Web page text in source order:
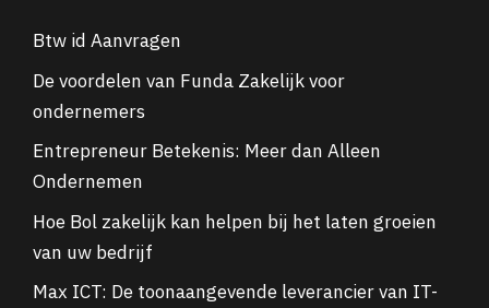
Btw id Aanvragen
De voordelen van Funda Zakelijk voor
ondernemers
Entrepreneur Betekenis: Meer dan Alleen
Ondernemen
Hoe Bol zakelijk kan helpen bij het laten groeien
van uw bedrijf
Max ICT: De toonaangevende leverancier van IT-